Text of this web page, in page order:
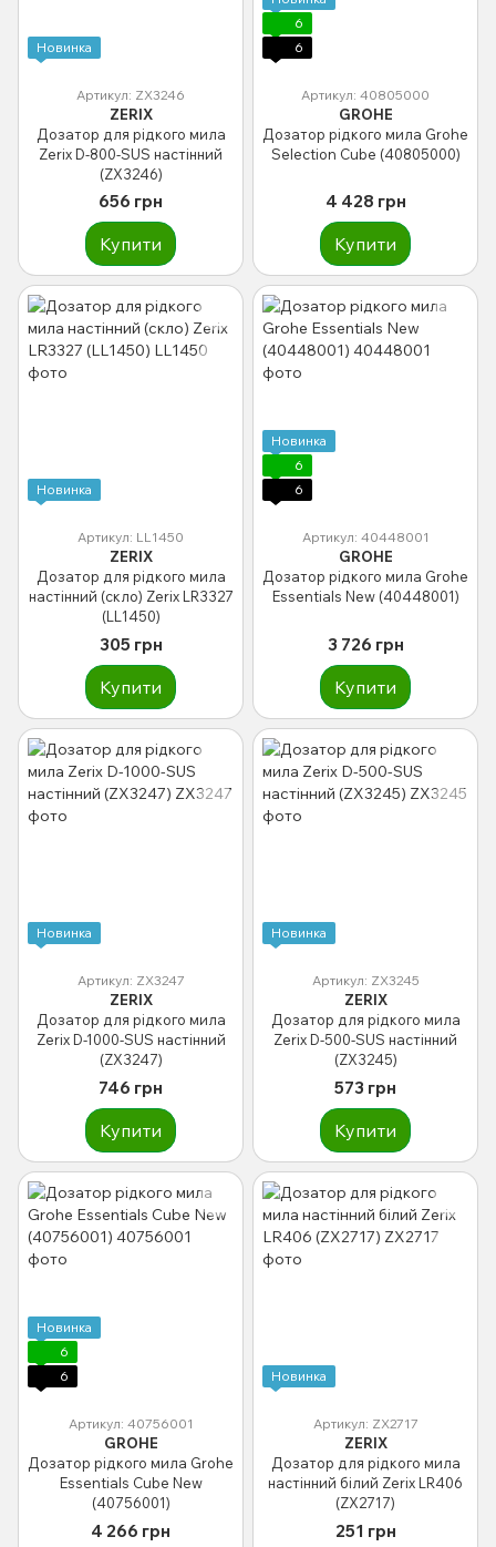
Новинка
Артикул: ZX3246
ZERIX
Дозатор для рідкого мила
Zerix D-800-SUS настінний
(ZX3246)
656 грн
Купити
6
6
Артикул: 40805000
GROHE
Дозатор рідкого мила Grohe
Selection Cube (40805000)
4 428 грн
Купити
Новинка
Артикул: LL1450
ZERIX
Дозатор для рідкого мила
настінний (скло) Zerix LR3327
(LL1450)
305 грн
Купити
Новинка
6
6
Артикул: 40448001
GROHE
Дозатор рідкого мила Grohe
Essentials New (40448001)
3 726 грн
Купити
Новинка
Артикул: ZX3247
ZERIX
Дозатор для рідкого мила
Zerix D-1000-SUS настінний
(ZX3247)
746 грн
Купити
Новинка
Артикул: ZX3245
ZERIX
Дозатор для рідкого мила
Zerix D-500-SUS настінний
(ZX3245)
573 грн
Купити
Новинка
6
6
Артикул: 40756001
GROHE
Дозатор рідкого мила Grohe
Essentials Cube New
(40756001)
4 266 грн
Новинка
Артикул: ZX2717
ZERIX
Дозатор для рідкого мила
настінний білий Zerix LR406
(ZX2717)
251 грн